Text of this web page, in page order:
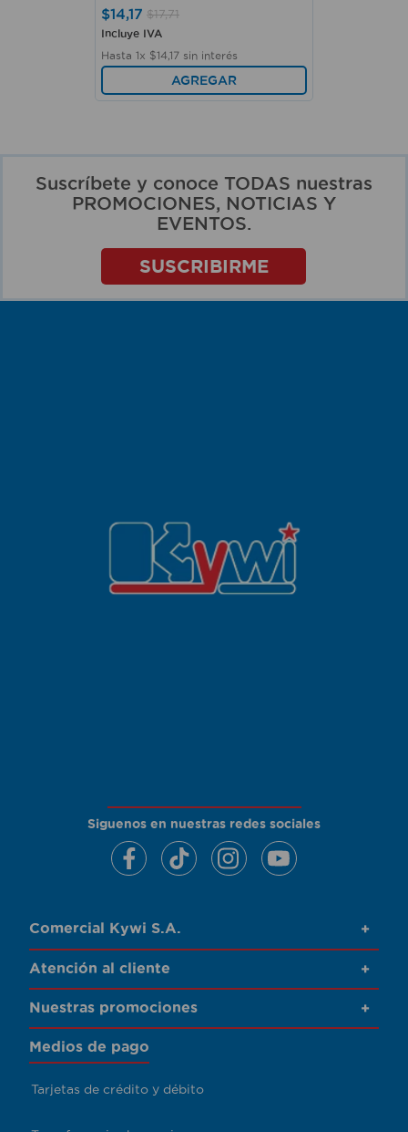
$14,17 $17,71
Incluye IVA
Hasta 1x $1417 sin interés
AGREGAR
Suscríbete y conoce TODAS nuestras
PROMOCIONES, NOTICIAS Y
EVENTOS.
SUSCRIBIRME
Siguenos en nuestras redes sociales
Comercial Kywi S.A. +
Atención al cliente +
Nuestras promociones +
Medios de pago
Tarjetas de crédito y débito